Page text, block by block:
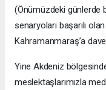
(Önümüzdeki günlerde
senaryoları başarılı
Kahramanmaraş’a
Yine Akdeniz
meslektaşlarımızla